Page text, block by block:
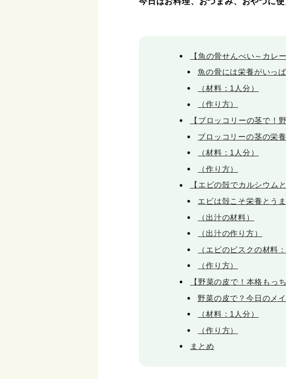
【魚の骨せんべい～カレ
魚の骨には栄養がいっぱ
（材料：1人分）
（作り方）
【ブロッコリーの茎で！
ブロッコリーの茎の栄養
（材料：1人分）
（作り方）
【エビの殻でカルシウム
エビは殻こそ栄養とう
（出汁の材料）
（出汁の作り方）
（エビのビスクの材料
（作り方）
【野菜の皮で！本格もっ
野菜の皮で？今日のメ
（材料：1人分）
（作り方）
まとめ